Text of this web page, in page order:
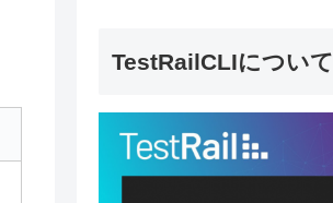
TestRailCLIについて